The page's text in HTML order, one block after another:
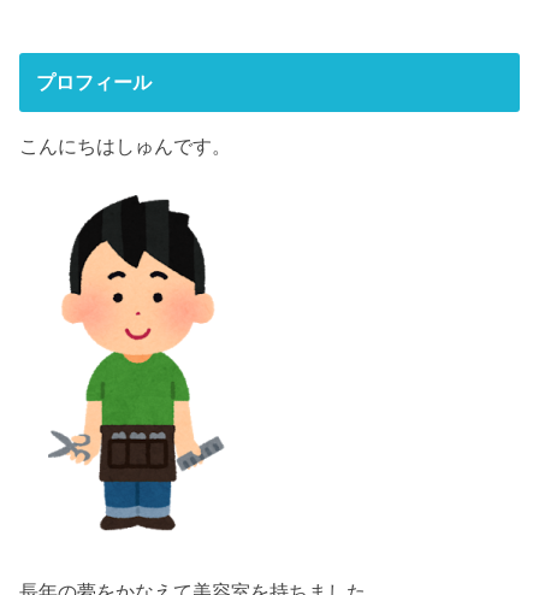
プロフィール
こんにちはしゅんです。